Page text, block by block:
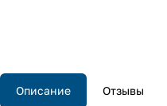
Описание Отзывы